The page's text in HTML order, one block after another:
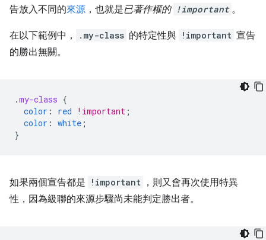
告放入不同的來源 ，也就是已著作權的 !important 。
在以下範例中， .my-class 的特定性與 !important 宣告
的勝出無關。
.my-class {
color : red !important ;
color : white ;
}
如果兩個宣告都是 !important ，則又會再次使用特異
性，因為級聯的來源步驟尚未能判定勝出者。